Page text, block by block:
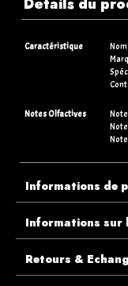
Details du
Caractéristique
Notes Olfactives
Informations de
Informations sur
Retours &